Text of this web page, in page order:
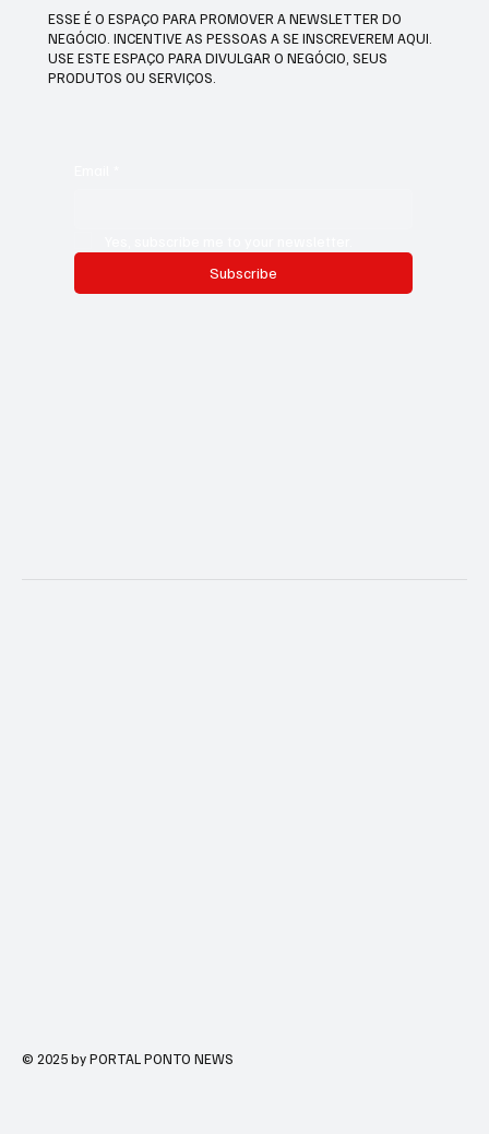
ESSE É O ESPAÇO PARA PROMOVER A NEWSLETTER DO
NEGÓCIO. INCENTIVE AS PESSOAS A SE INSCREVEREM AQUI.
USE ESTE ESPAÇO PARA DIVULGAR O NEGÓCIO, SEUS
PRODUTOS OU SERVIÇOS.
Subscribe
© 2025 by PORTAL PONTO NEWS